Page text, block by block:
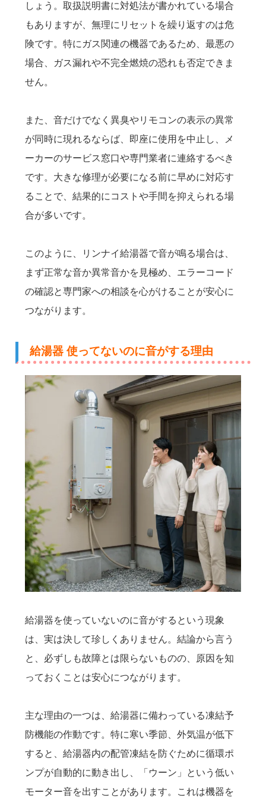
しょう。取扱説明書に対処法が書かれている場合
もありますが、無理にリセットを繰り返すのは危
険です。特にガス関連の機器であるため、最悪の
場合、ガス漏れや不完全燃焼の恐れも否定できま
せん。
また、音だけでなく異臭やリモコンの表示の異常
が同時に現れるならば、即座に使用を中止し、メ
ーカーのサービス窓口や専門業者に連絡するべき
です。大きな修理が必要になる前に早めに対応す
ることで、結果的にコストや手間を抑えられる場
合が多いです。
このように、リンナイ給湯器で音が鳴る場合は、
まず正常な音か異常音かを見極め、エラーコード
の確認と専門家への相談を心がけることが安心に
つながります。
給湯器 使ってないのに音がする理由
給湯器を使っていないのに音がするという現象
は、実は決して珍しくありません。結論から言う
と、必ずしも故障とは限らないものの、原因を知
っておくことは安心につながります。
主な理由の一つは、給湯器に備わっている凍結予
防機能の作動です。特に寒い季節、外気温が低下
すると、給湯器内の配管凍結を防ぐために循環ポ
ンプが自動的に動き出し、「ウーン」という低い
モーター音を出すことがあります。これは機器を